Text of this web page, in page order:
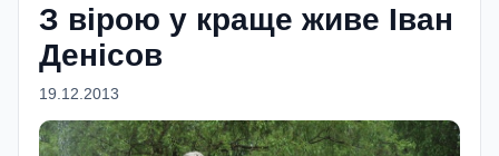
З вiрою у краще живе Іван
Денісов
19.12.2013